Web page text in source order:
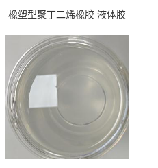
橡塑型聚丁二烯橡胶 液体胶
专用